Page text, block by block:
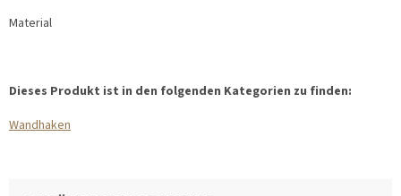
Material
Dieses Produkt ist in den folgenden Kategorien zu finden:
Wandhaken